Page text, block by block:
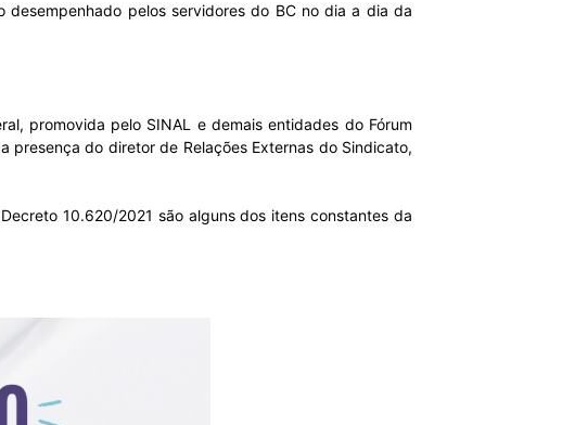
pelos servidores do BC no dia a dia da
promovida pelo SINAL e demais entidades do Fórum
presença do diretor de Relações Externas do Sindicato,
10.620/2021 são alguns dos itens constantes da